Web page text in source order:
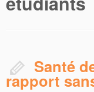
Santé
rapport